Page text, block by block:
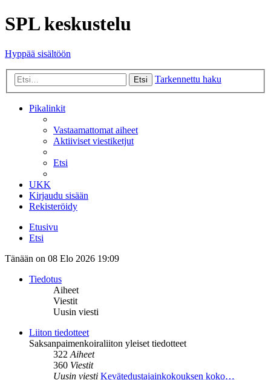
SPL keskustelu
Hyppää sisältöön
Etsi Tarkennettu haku
Pikalinkit
Vastaamattomat aiheet
Aktiiviset viestiketjut
Etsi
UKK
Kirjaudu sisään
Rekisteröidy
Etusivu
Etsi
Tänään on 08 Elo 2026 19:09
Tiedotus
Aiheet
Viestit
Uusin viesti
Liiton tiedotteet
Saksanpaimenkoiraliiton yleiset tiedotteet
322Aiheet
360 Viestit
Uusin viesti Kevätedustajainkokouksen koko…